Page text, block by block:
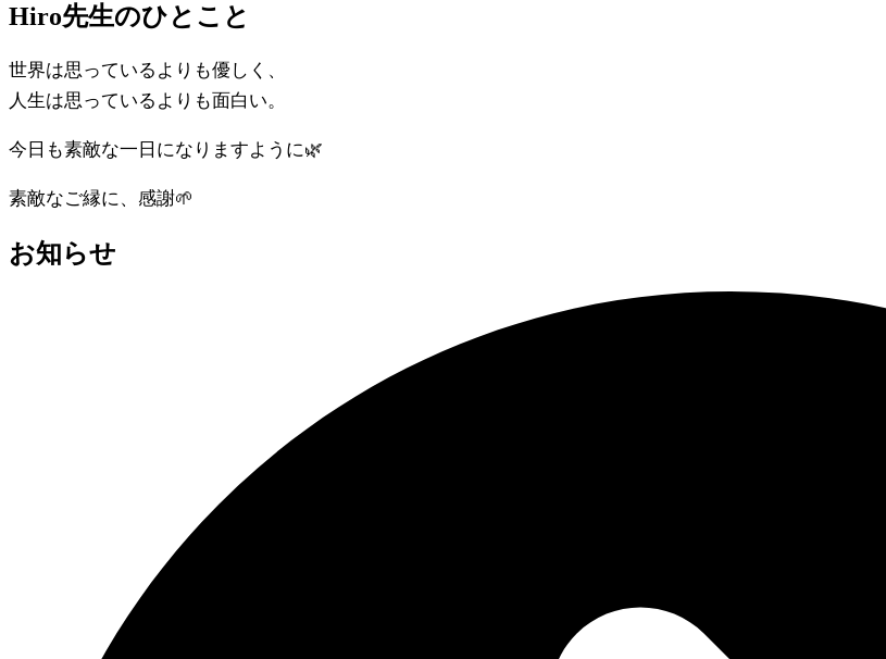
Hiro先生のひとこと
世界は思っているよりも優しく、
人生は思っているよりも面白い。
今日も素敵な一日になりますように🌿
素敵なご縁に、感謝🌱
お知らせ